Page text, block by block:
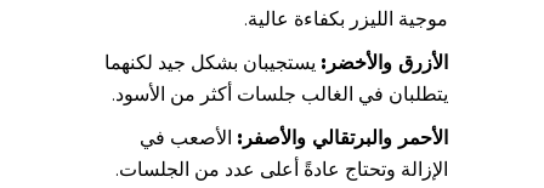
موجية الليزر بكفاءة عالية.
الأزرق والأخضر: يستجيبان بشكل جيد لكنهما
يتطلبان في الغالب جلسات أكثر من الأسود.
الأحمر والبرتقالي والأصفر: الأصعب في
الإزالة وتحتاج عادةً أعلى عدد من الجلسات.